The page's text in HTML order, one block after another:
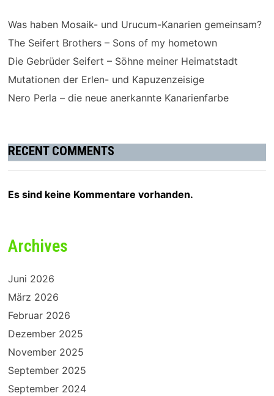
Was haben Mosaik- und Urucum-Kanarien gemeinsam?
The Seifert Brothers – Sons of my hometown
Die Gebrüder Seifert – Söhne meiner Heimatstadt
Mutationen der Erlen- und Kapuzenzeisige
Nero Perla – die neue anerkannte Kanarienfarbe
RECENT COMMENTS
Es sind keine Kommentare vorhanden.
Archives
Juni 2026
März 2026
Februar 2026
Dezember 2025
November 2025
September 2025
September 2024